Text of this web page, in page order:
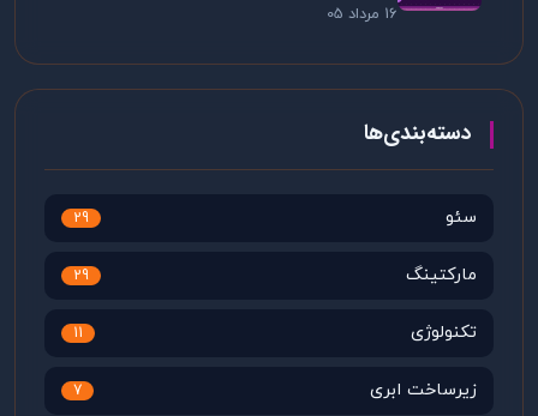
16 مرداد 05
دسته‌بندی‌ها
سئو 29
مارکتینگ 29
تکنولوژی 11
زیرساخت ابری 7